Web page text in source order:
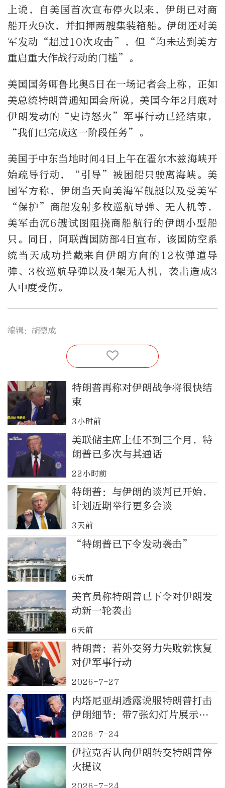
上说，自美国首次宣布停火以来，伊朗已对商
船开火9次，并扣押两艘集装箱船。伊朗还对美
军发动“超过10次攻击”，但“均未达到美方
重启重大作战行动的门槛”。
美国国务卿鲁比奥5日在一场记者会上称，正如
美总统特朗普通知国会所说，美国今年2月底对
伊朗发动的“史诗怒火”军事行动已经结束，
“我们已完成这一阶段任务”。
美国于中东当地时间4日上午在霍尔木兹海峡开
始疏导行动，“引导”被困船只驶离海峡。美
国军方称，伊朗当天向美海军舰艇以及受美军
“保护”商船发射多枚巡航导弹、无人机等，
美军击沉6艘试图阻挠商船航行的伊朗小型船
只。同日，阿联酋国防部4日宣布，该国防空系
统当天成功拦截来自伊朗方向的12枚弹道导
弹、3枚巡航导弹以及4架无人机，袭击造成3
人中度受伤。
编辑：胡德成
特朗普再称对伊朗战争将很快结
束
3小时前
美联储主席上任不到三个月，特
朗普已多次与其通话
22小时前
特朗普：与伊朗的谈判已开始，
计划近期举行更多会谈
3天前
“特朗普已下令发动袭击”
6天前
美官员称特朗普已下令对伊朗发
动新一轮袭击
6天前
特朗普：若外交努力失败就恢复
对伊军事行动
2026-7-27
内塔尼亚胡透露说服特朗普打击
伊朗细节：带7张幻灯片展示行
动计划，“不是问你是否允许，
而是告诉你这就是我们要做的
事”
2026-7-24
伊拉克否认向伊朗转交特朗普停
火提议
2026-7-24